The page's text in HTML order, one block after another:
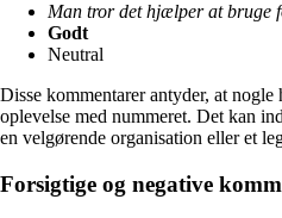
Man tror det hjælper at bruge
Godt
Neutral
Disse kommentarer antyder, at
oplevelse med nummeret. Det kan
en velgørende organisation eller et
Forsigtige og negative